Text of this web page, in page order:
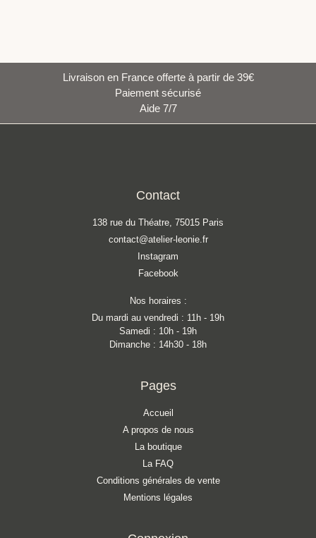
Livraison en France offerte à partir de 39€
Paiement sécurisé
Aide 7/7
Contact
138 rue du Théatre, 75015 Paris
contact@atelier-leonie.fr
Instagram
Facebook
Nos horaires :
Du mardi au vendredi : 11h - 19h
Samedi : 10h - 19h
Dimanche : 14h30 - 18h
Pages
Accueil
A propos de nous
La boutique
La FAQ
Conditions générales de vente
Mentions légales